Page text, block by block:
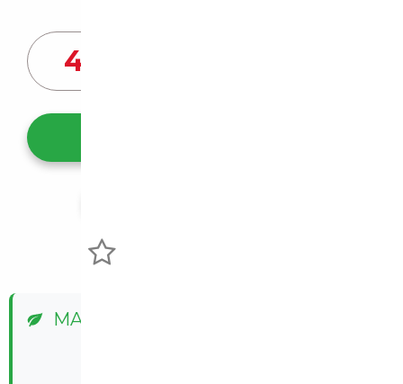
42 880
MALUS ÉCOLOGIQUE